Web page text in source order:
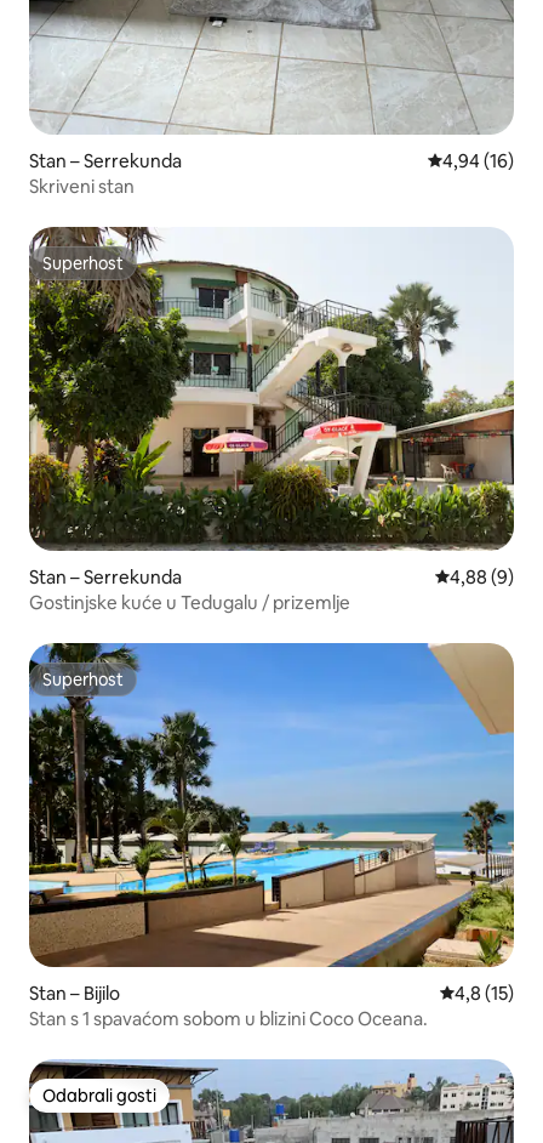
Stan – Serrekunda Prosječna
4,94 (16)
Skriveni stan
Superhost
Superhost
Stan – Serrekunda Prosječna
4,88 (9)
Gostinjske kuće u Tedugalu / prizemlje
Superhost
Superhost
Stan – Bijilo Prosječna
4,8 (15)
Stan s 1 spavaćom sobom u blizini Coco Oceana.
Odabrali gosti
Odabrali gosti